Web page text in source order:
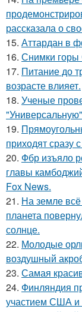
рассказала о
15. Аттардан в
16. Снимки горы
17. Питание до
возрасте влияет.
18. Ученые
19.
приходят сразу
20. Фбр изъяло
главы
Fox News.
21. На земле всё
планета
солнце.
22. Молодые
воздушный
23. Самая
24. Финляндия
участием США и